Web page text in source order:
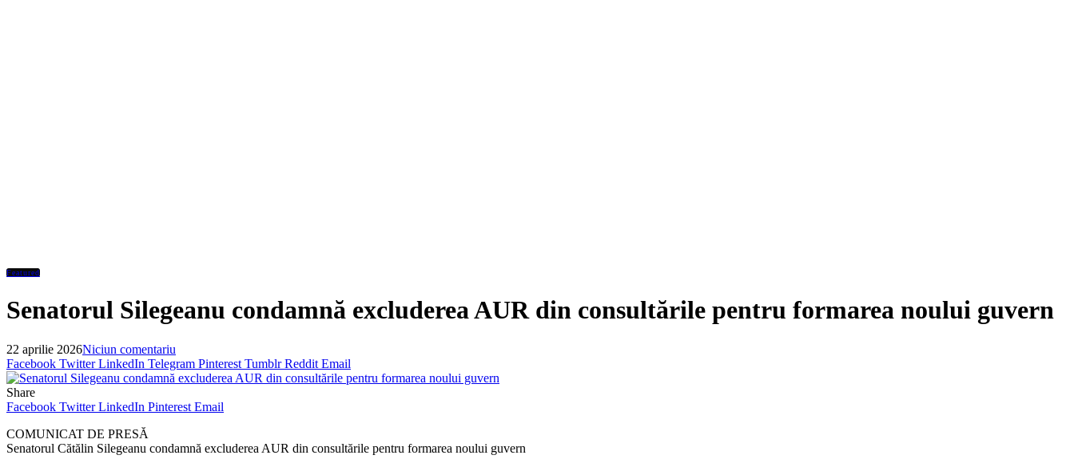
Featured
Senatorul Silegeanu condamnă excluderea AUR din consultările pentru formarea noului guvern
22 aprilie 2026Niciun comentariu
Facebook Twitter LinkedIn Telegram Pinterest Tumblr Reddit Email
Share
Facebook Twitter LinkedIn Pinterest Email
COMUNICAT DE PRESĂ
Senatorul Cătălin Silegeanu condamnă excluderea AUR din consultările pentru formarea noului guvern